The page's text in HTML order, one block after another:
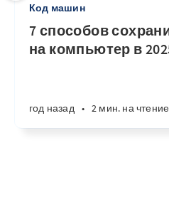
Код машин
7 способов
на компьютер в
год назад • 2 мин. на чтение